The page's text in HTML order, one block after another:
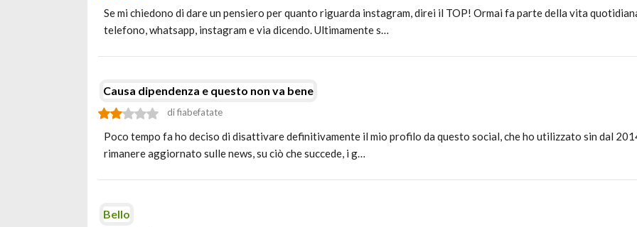
Se mi chiedono di dare un pensiero per quanto riguarda instagram, direi il TOP! Ormai fa parte della vita
telefono, whatsapp, instagram e via dicendo. Ultimamente s…
Causa dipendenza e questo non va bene
di fiabefatate
Poco tempo fa ho deciso di disattivare definitivamente il mio profilo da questo social, che ho utilizzato sin dal
rimanere aggiornato sulle news, su ciò che succede, i g…
Bello